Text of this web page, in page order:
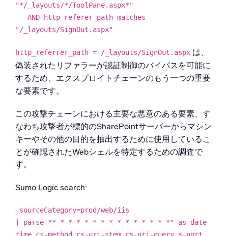
"*/_layouts/*/ToolPane.aspx*"
AND http_referer_path matches
"/_layouts/SignOut.aspx"
http_referrer_path = /_layouts/SignOut.aspx は、
偽装されたリファラーが認証制御のバイパスを可能に
するため、エクスプロイトチェーンのもう一つの重要
な要素です。
この攻撃チェーンにおける主要な悪意のある要素、す
なわち攻撃者が標的のSharePointサーバーからマシン
キーやその他の目的を抽出するために使用しているこ
とが確認されたWebシェルを特定するための調査で
す。
Sumo Logic search:
_sourceCategory=prod/web/iis
| parse "* * * * * * * * * * * * * * *" as date
time cs-method cs-uri-stem cs-uri-query s-port